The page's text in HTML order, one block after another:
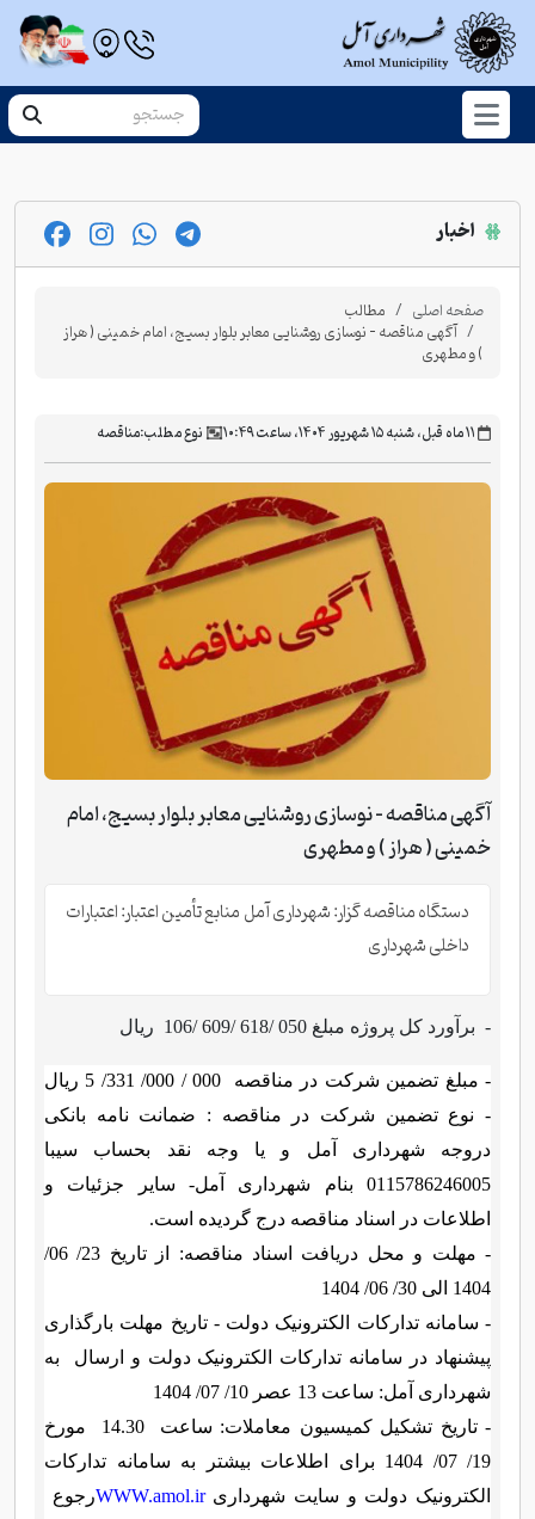
اخبار
صفحه اصلی مطالب
آگهی مناقصه - نوسازی روشنایی معابر بلوار بسیج، امام خمینی ( هراز
) و مطهری
‫۱۱ ماه قبل، شنبه ۱۵ شهریور ۱۴۰۴، ساعت ۱۰:۴۹ نوع مطلب:مناقصه
آگهی مناقصه - نوسازی روشنایی معابر بلوار بسیج، امام
خمینی ( هراز ) و مطهری
دستگاه مناقصه گزار: شهرداری آمل منابع تأمین اعتبار: اعتبارات
داخلی شهرداری
- برآورد کل پروژه مبلغ 106/ 609/ 618/ 050 ریال
- مبلغ تضمین شرکت
در مناقصه 000 / 000/ 331/ 5 ریال
- نوع تضمین شرکت در مناقصه : ضمانت نامه بانکی
دروجه شهرداری آمل و یا وجه نقد بحساب سیبا
0115786246005 بنام شهرداری آمل- سایر جزئیات و
اطلاعات در اسناد مناقصه درج گردیده است.
-
مهلت و محل دریافت اسناد مناقصه: از تاریخ 23/ 06/
1404 الی 30/ 06/ 1404
- سامانه تدارکات الکترونیک دولت - تاریخ مهلت بارگذاری
پیشنهاد در سامانه تدارکات الکترونیک دولت و ارسال به
شهرداری آمل: ساعت 13 عصر 10/ 07/ 1404
- تاریخ تشکیل کمیسیون معاملات: ساعت
14.30 مورخ
19/ 07/ 1404
برای اطلاعات بیشتر به سامانه تدارکات
الکترونیک دولت و سایت شهرداری WWW.amol.ir